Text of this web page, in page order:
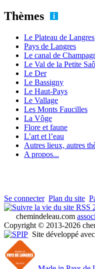
Thèmes
Le Plateau de Langres
Pays de Langres
Le canal de
Le Val de la Petite
Le Der
Le Bassigny
Le Haut-Pays
Le Vallage
Les Monts Faucilles
La Vôge
Flore et faune
L’art et l’eau
Autres lieux, autres
A propos...
Se connecter Plan du site
RSS
chemindeleau.com
Copyright © 2013-2026
Site développé